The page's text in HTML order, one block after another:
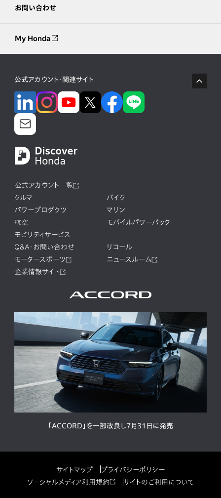
お問い合わせ
My Honda
公式アカウント・関連サイト
公式アカウント一覧
クルマ
バイク
パワープロダクツ
マリン
航空
モバイルパワーパック
モビリティサービス
Q&A・お問い合わせ
リコール
モータースポーツ
ニュースルーム
企業情報サイト
「ACCORD」を一部改良し7月31日に発売
サイトマップ
プライバシーポリシー
ソーシャルメディア利用規約
サイトのご利用について